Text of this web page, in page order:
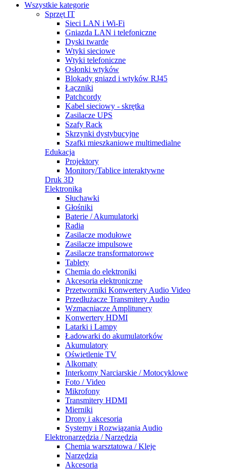
Wszystkie kategorie
Sprzęt IT
Sieci LAN i Wi-Fi
Gniazda LAN i telefoniczne
Dyski twarde
Wtyki sieciowe
Wtyki telefoniczne
Osłonki wtyków
Blokady gniazd i wtyków RJ45
Łączniki
Patchcordy
Kabel sieciowy - skrętka
Zasilacze UPS
Szafy Rack
Skrzynki dystybucyjne
Szafki mieszkaniowe multimedialne
Edukacja
Projektory
Monitory/Tablice interaktywne
Druk 3D
Elektronika
Słuchawki
Głośniki
Baterie / Akumulatorki
Radia
Zasilacze modułowe
Zasilacze impulsowe
Zasilacze transformatorowe
Tablety
Chemia do elektroniki
Akcesoria elektroniczne
Przetworniki Konwertery Audio Video
Przedłużacze Transmitery Audio
Wzmacniacze Amplitunery
Konwertery HDMI
Latarki i Lampy
Ładowarki do akumulatorków
Akumulatory
Oświetlenie TV
Alkomaty
Interkomy Narciarskie / Motocyklowe
Foto / Video
Mikrofony
Transmitery HDMI
Mierniki
Drony i akcesoria
Systemy i Rozwiązania Audio
Elektronarzędzia / Narzędzia
Chemia warsztatowa / Kleje
Narzędzia
Akcesoria